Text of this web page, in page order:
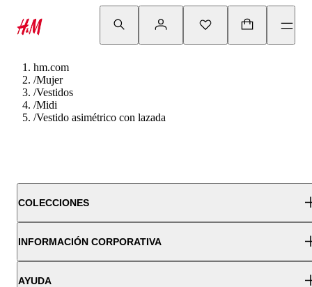
hm.com
/Mujer
/Vestidos
/Midi
/Vestido asimétrico con lazada
COLECCIONES
INFORMACIÓN CORPORATIVA
AYUDA